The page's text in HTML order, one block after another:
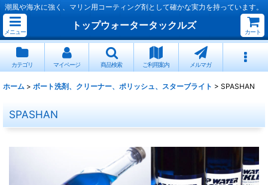
潮風や海水に強く、マリン用コーティング剤として確かな実力を持っています。
メニュー
トップウォータータックルズ
カート
カテゴリ マイページ 商品検索 ご利用案内 メルマガ
ホーム > ボート洗剤、クリーナー、ポリッシュ、スターブライト > SPASHAN
SPASHAN